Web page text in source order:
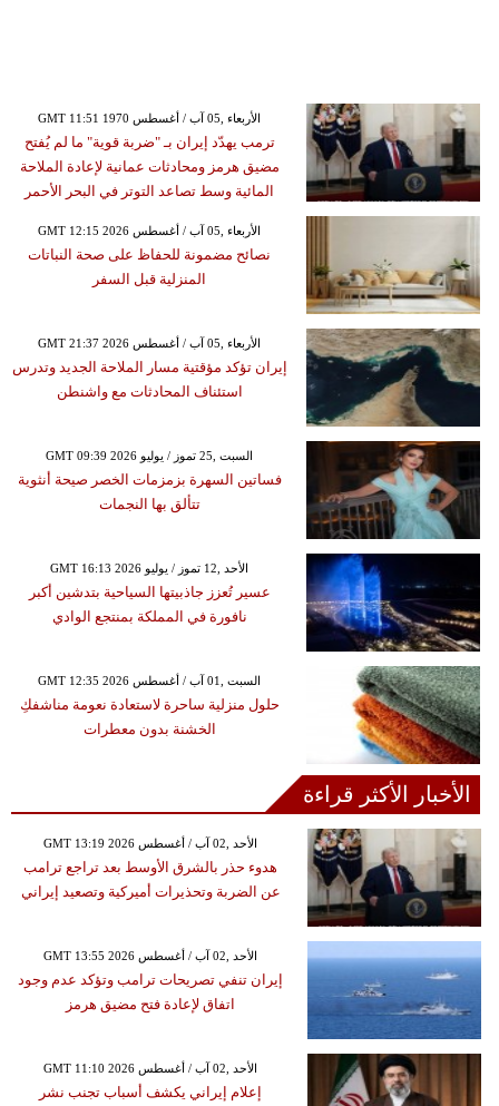
GMT 11:51 1970 الأربعاء ,05 آب / أغسطس
ترمب يهدّد إيران بـ "ضربة قوية" ما لم يُفتح
مضيق هرمز ومحادثات عمانية لإعادة الملاحة
المائية وسط تصاعد التوتر في البحر الأحمر
GMT 12:15 2026 الأربعاء ,05 آب / أغسطس
نصائح مضمونة للحفاظ على صحة النباتات
المنزلية قبل السفر
GMT 21:37 2026 الأربعاء ,05 آب / أغسطس
إيران تؤكد مؤقتية مسار الملاحة الجديد وتدرس
استئناف المحادثات مع واشنطن
GMT 09:39 2026 السبت ,25 تموز / يوليو
فساتين السهرة بزمزمات الخصر صيحة أنثوية
تتألق بها النجمات
GMT 16:13 2026 الأحد ,12 تموز / يوليو
عسير تُعزز جاذبيتها السياحية بتدشين أكبر
نافورة في المملكة بمنتجع الوادي
GMT 12:35 2026 السبت ,01 آب / أغسطس
حلول منزلية ساحرة لاستعادة نعومة مناشفكِ
الخشنة بدون معطرات
الأخبار الأكثر قراءة
GMT 13:19 2026 الأحد ,02 آب / أغسطس
هدوء حذر بالشرق الأوسط بعد تراجع ترامب
عن الضربة وتحذيرات أميركية وتصعيد إيراني
GMT 13:55 2026 الأحد ,02 آب / أغسطس
إيران تنفي تصريحات ترامب وتؤكد عدم وجود
اتفاق لإعادة فتح مضيق هرمز
GMT 11:10 2026 الأحد ,02 آب / أغسطس
إعلام إيراني يكشف أسباب تجنب نشر